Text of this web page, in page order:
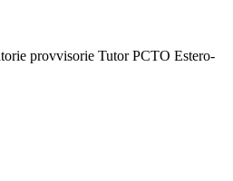
provvisorie Tutor PCTO Estero-